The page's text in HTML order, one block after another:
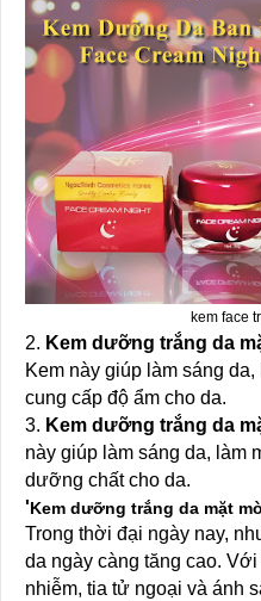
kem face
2. Kem dưỡng trắng da
Kem này giúp làm sáng
cung cấp độ ẩm cho da.
3. Kem dưỡng trắng da
này giúp làm sáng da, làm
dưỡng chất cho da.
'Kem dưỡng trắng da mặt
Trong thời đại ngày nay,
da ngày càng tăng cao.
nhiễm, tia tử ngoại và ánh